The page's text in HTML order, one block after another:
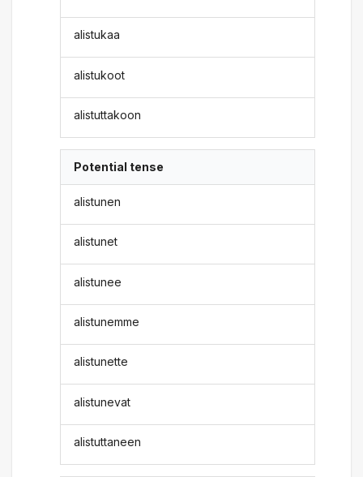
alistukaa
alistukoot
alistuttakoon
Potential tense
alistunen
alistunet
alistunee
alistunemme
alistunette
alistunevat
alistuttaneen